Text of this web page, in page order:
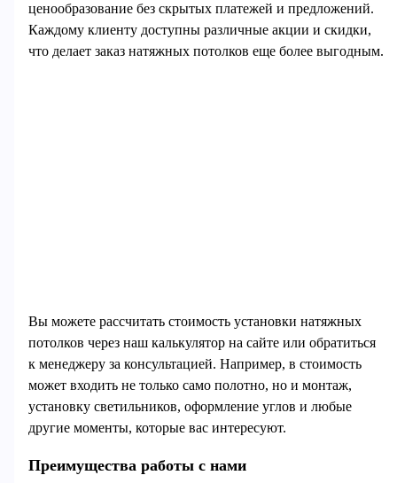
ценообразование без скрытых платежей и предложений.
Каждому клиенту доступны различные акции и скидки,
что делает заказ натяжных потолков еще более выгодным.
Вы можете рассчитать стоимость установки натяжных
потолков через наш калькулятор на сайте или обратиться
к менеджеру за консультацией. Например, в стоимость
может входить не только само полотно, но и монтаж,
установку светильников, оформление углов и любые
другие моменты, которые вас интересуют.
Преимущества работы с нами